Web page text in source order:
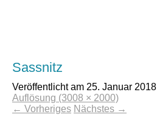
Sassnitz
Veröffentlicht am 25. Januar 2018
Auflösung (3008 × 2000)
← Vorheriges Nächstes →